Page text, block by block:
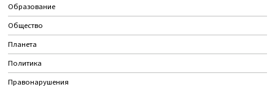
Образование
Общество
Планета
Политика
Правонарушения